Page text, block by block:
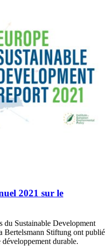
2021 sur le
du Sustainable Development
Bertelsmann Stiftung ont publié
durable.